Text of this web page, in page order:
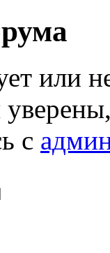
или
с